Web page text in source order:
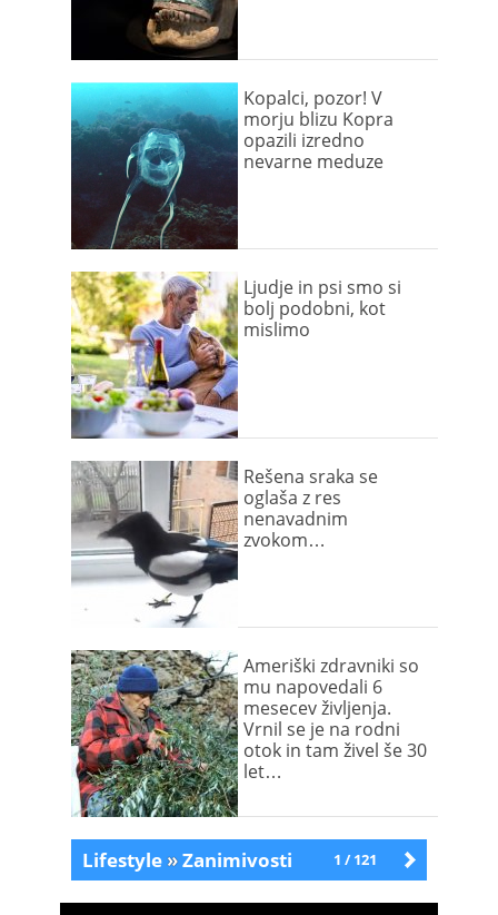
Kopalci, pozor! V
morju blizu Kopra
opazili izredno
nevarne meduze
Ljudje in psi smo si
bolj podobni, kot
mislimo
Rešena sraka se
oglaša z res
nenavadnim
zvokom…
Ameriški zdravniki so
mu napovedali 6
mesecev življenja.
Vrnil se je na rodni
otok in tam živel še 30
let…
Starejše
1 / 121
Lifestyle»Zanimivosti